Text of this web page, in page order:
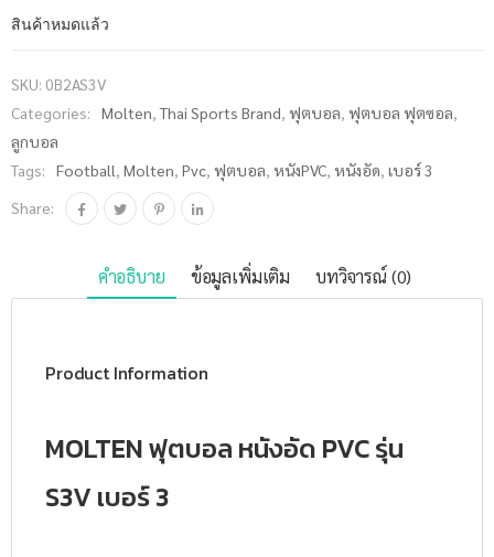
สินค้าหมดแล้ว
SKU: 0B2AS3V
Categories:
Molten,Thai Sports Brand, ฟุตบอล, ฟุตบอล ฟุตซอล,
ลูกบอล
Tags:
Football, Molten, Pvc, ฟุตบอล, หนังPVC, หนังอัด, เบอร์ 3
Share:
คำอธิบาย ข้อมูลเพิ่มเติม บทวิจารณ์ (0)
Product Information
MOLTEN ฟุตบอล หนังอัด PVC รุ่น
S3V เบอร์ 3